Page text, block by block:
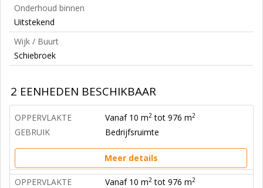
Onderhoud binnen
Uitstekend
Wijk / Buurt
Schiebroek
2 EENHEDEN BESCHIKBAAR
OPPERVLAKTE Vanaf 10 m2 tot 976 m2
GEBRUIK Bedrijfsruimte
Meer details
OPPERVLAKTE Vanaf 10 m2 tot 976 m2